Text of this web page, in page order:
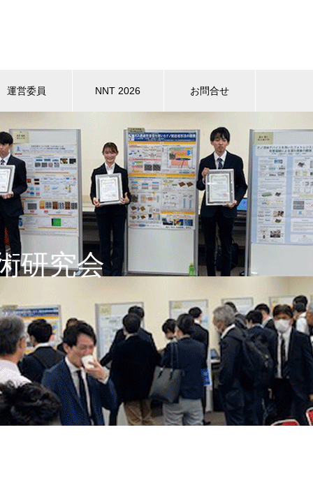
運営委員 NNT 2026 お問合せ
研究会